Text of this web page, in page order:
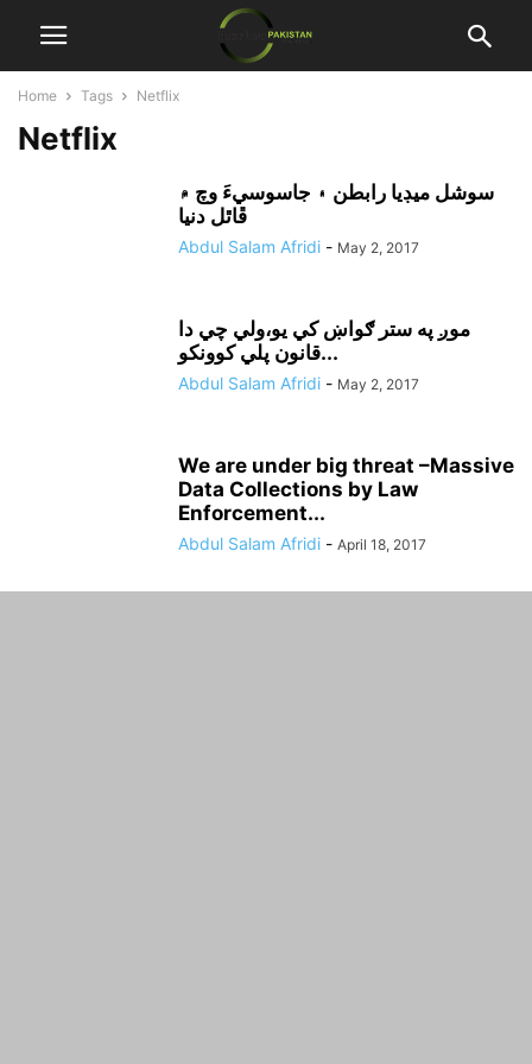
Home Tags Netflix
Netflix
سوشل ميڊيا رابطن ۽ جاسوسيءَ وچ ۾
ڦاٿل دنيا
Abdul Salam Afridi - May 2, 2017
موږ په ستر ګواښ کي يو،ولي چي دا
قانون پلي کوونکو...
Abdul Salam Afridi - May 2, 2017
We are under big threat –Massive
Data Collections by Law
Enforcement...
Abdul Salam Afridi - April 18, 2017